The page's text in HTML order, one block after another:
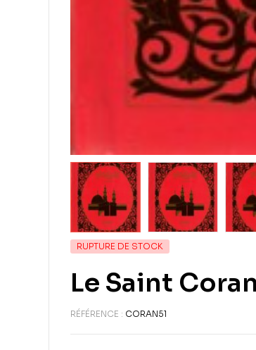
RUPTURE DE STOCK
Le Saint
RÉFÉRENCE : CORAN51